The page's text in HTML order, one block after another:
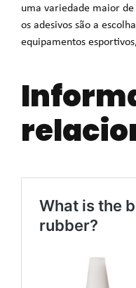
uma variedade maior
os adesivos são a
equipamentos